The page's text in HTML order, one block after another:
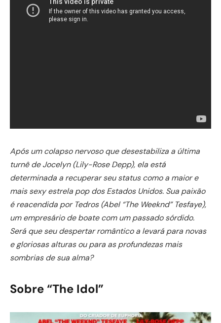
Após um colapso nervoso que desestabiliza a última
turnê de Jocelyn (Lily-Rose Depp), ela está
determinada a recuperar seu status como a maior e
mais sexy estrela pop dos Estados Unidos. Sua paixão
é reacendida por Tedros (Abel “The Weeknd” Tesfaye),
um empresário de boate com um passado sórdido.
Será que seu despertar romântico a levará para novas
e gloriosas alturas ou para as profundezas mais
sombrias de sua alma?
Sobre “The Idol”